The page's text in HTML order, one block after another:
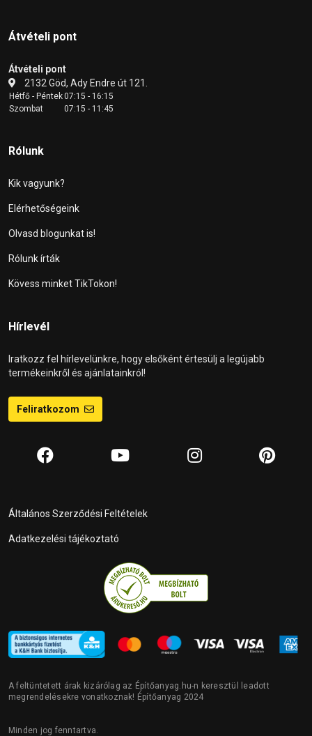
Átvételi pont
Átvételi pont
2132 Göd, Ady Endre út 121.
Hétfő - Péntek07:15 - 16:15
Szombat
07:15 - 11:45
Rólunk
Kik vagyunk?
Elérhetőségeink
Olvasd blogunkat is!
Rólunk írták
Kövess minket TikTokon!
Hírlevél
Iratkozz fel hírlevelünkre, hogy elsőként értesülj a legújabb
termékeinkről és ajánlatainkról!
Feliratkozom
Általános Szerződési Feltételek
Adatkezelési tájékoztató
A feltüntetett árak kizárólag az Építőanyag.hu-n keresztül leadott
megrendelésekre vonatkoznak! Építőanyag 2024
Minden jog fenntartva.